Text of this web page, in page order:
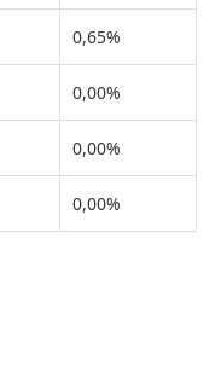
0,65%
0,00%
0,00%
0,00%